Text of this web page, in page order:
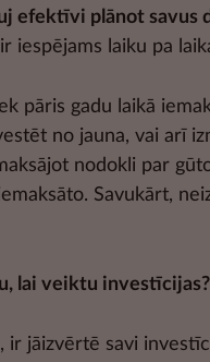
efektīvi plānot savus
iespējams laiku pa
pāris gadu laikā
no jauna, vai arī
nodokli par
Savukārt,
lai veiktu investīcijas?
ir jāizvērtē savi